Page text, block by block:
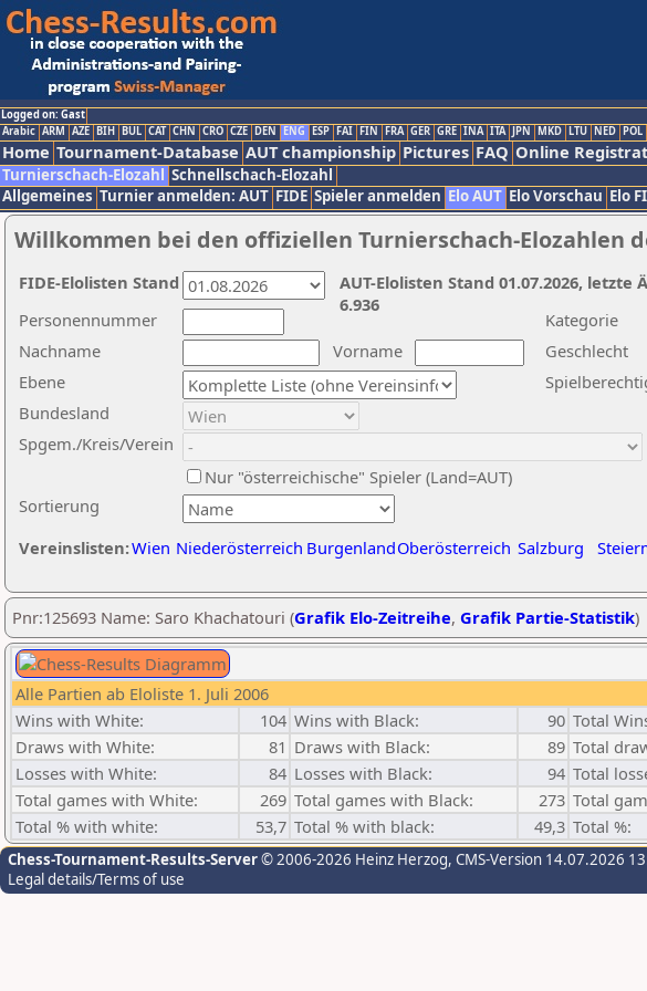
Logged on: Gast
Arabic ARM AZE BIH BUL CAT CHN CRO CZE DEN ENG ESP FAI FIN FRA GER GRE INA ITA JPN MKD LTU NED POL
Home Tournament-Database AUT championship Pictures FAQ Online
Turnierschach-Elozahl Schnellschach-Elozahl
Allgemeines Turnier anmelden: AUT FIDE Spieler anmelden Elo AUT Elo Vorschau Elo
Willkommen bei den offiziellen Turnierschach-Elozahlen
Nachname
Vorname
Ebene
Kategorie
Sortierung
Personennummer
Bundesland
Spgem./Kreis/Verein
Geschlecht
Nur "österreichische" Spieler (Land=AUT)
Vereinslisten:Wien Niederösterreich BurgenlandOberösterreich Salzburg
AUT-Elolisten Stand 01.07.2026,
6.936
FIDE-Elolisten Stand
Pnr:125693 Name: Saro Khachatouri (Grafik Elo-Zeitreihe, Grafik Partie-Statistik)
Alle Partien ab Eloliste 1. Juli 2006
Wins with White:
104 Wins with Black: 90 Total
Draws with White:
81 Draws with Black: 89 Total
Losses with White:
84 Losses with Black: 94 Total
Total games with White:
269 Total games with Black: 273 Total
Total % with white:
53,7 Total % with black: 49,3 Total %:
Chess-Tournament-Results-Server© 2006-2026 Heinz Herzog, CMS-Version 14.07.2026
Legal details/Terms of use